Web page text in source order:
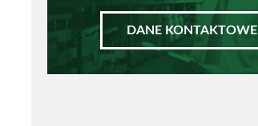
DANE KONTAKTOWE